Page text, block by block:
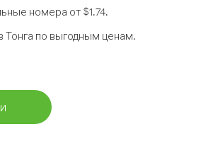
номера от $1.74.
Тонга по выгодным ценам.